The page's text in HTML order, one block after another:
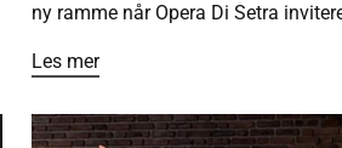
ny ramme når Opera Di Setra
Jutulhogget som underverden,
vanlige.
Les mer